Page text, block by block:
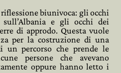
biunivoca: gli occhi
e gli occhi dei
di approdo. Questa vuole
per la costruzione di una
un percorso che prende le
persone che avevano
oppure hanno letto i